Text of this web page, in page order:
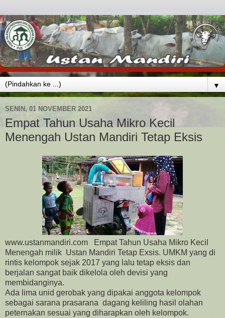
▼
SENIN, 01 NOVEMBER 2021
Empat Tahun Usaha Mikro Kecil
Menengah Ustan Mandiri Tetap Eksis
www.ustanmandiri.com Empat Tahun Usaha Mikro Kecil
Menengah milik Ustan Mandiri Tetap Exsis. UMKM yang di
rintis kelompok sejak 2017 yang lalu tetap eksis dan
berjalan sangat baik dikelola oleh devisi yang
membidanginya.
Ada lima unid gerobak yang dipakai anggota kelompok
sebagai sarana prasarana dagang keliling hasil olahan
peternakan sesuai yang diharapkan oleh kelompok.